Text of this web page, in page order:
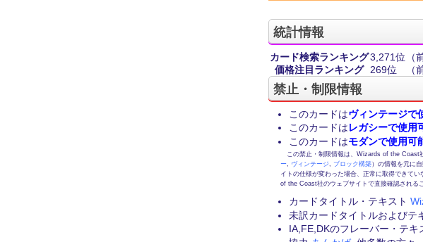
統計情報
カード検索ランキング3,271位 （
価格注目ランキング
269位 （
禁止・制限情報
このカードはヴィンテージで
このカードはレガシーで使用
このカードはモダンで使用可
この禁止・制限情報は、Wizards of the Coast
ー, ヴィンテージ, ブロック構築）の情報を元に
イトの仕様が変わった場合、正常に取得できて
of the Coast社のウェブサイトで直接確認される
カードタイトル・テキスト
未訳カードタイトルおよびテ
IA,FE,DKのフレーバー・テキ